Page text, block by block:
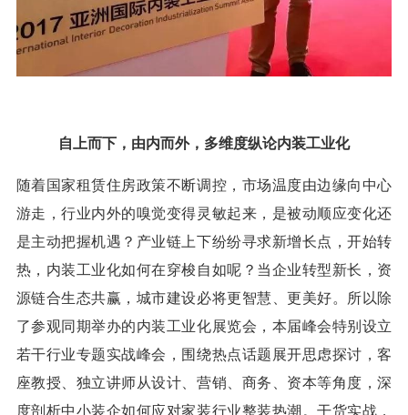
自上而下，由内而外，多维度纵论内装工业化
随着国家租赁住房政策不断调控，市场温度由边缘向中心
游走，行业内外的嗅觉变得灵敏起来，是被动顺应变化还
是主动把握机遇？产业链上下纷纷寻求新增长点，开始转
热，内装工业化如何在穿梭自如呢？当企业转型新长，资
源链合生态共赢，城市建设必将更智慧、更美好。所以除
了参观同期举办的内装工业化展览会，本届峰会特别设立
若干行业专题实战峰会，围绕热点话题展开思虑探讨，客
座教授、独立讲师从设计、营销、商务、资本等角度，深
度剖析中小装企如何应对家装行业整装热潮。干货实战，